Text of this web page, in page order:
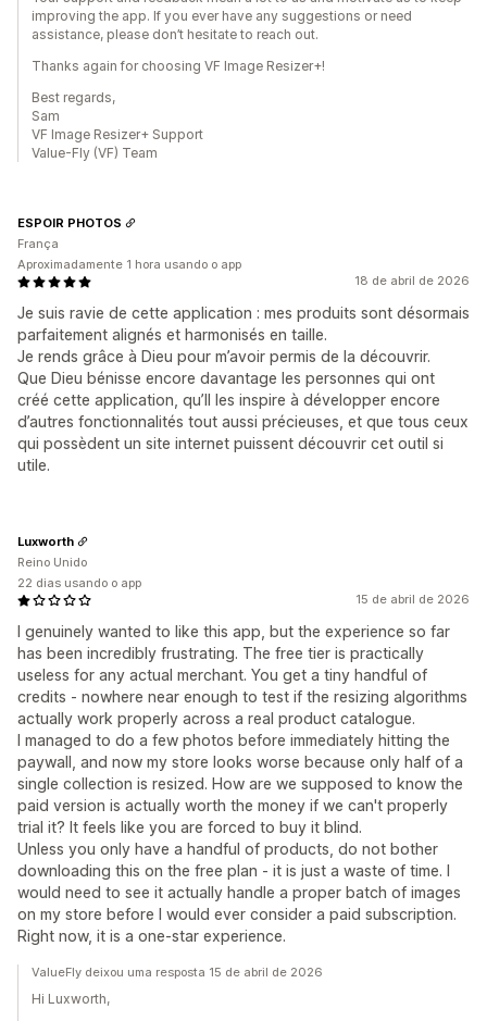
improving the app. If you ever have any suggestions or need
assistance, please don’t hesitate to reach out.
Thanks again for choosing VF Image Resizer+!
Best regards,
Sam
VF Image Resizer+ Support
Value-Fly (VF) Team
18 de abril de 2026
Je suis ravie de cette application : mes produits sont désormais
parfaitement alignés et harmonisés en taille.
Je rends grâce à Dieu pour m’avoir permis de la découvrir.
Que Dieu bénisse encore davantage les personnes qui ont
créé cette application, qu’Il les inspire à développer encore
d’autres fonctionnalités tout aussi précieuses, et que tous ceux
qui possèdent un site internet puissent découvrir cet outil si
utile.
ESPOIR PHOTOS
França
Aproximadamente 1 hora usando o app
15 de abril de 2026
I genuinely wanted to like this app, but the experience so far
has been incredibly frustrating. The free tier is practically
useless for any actual merchant. You get a tiny handful of
credits - nowhere near enough to test if the resizing algorithms
actually work properly across a real product catalogue.
I managed to do a few photos before immediately hitting the
paywall, and now my store looks worse because only half of a
single collection is resized. How are we supposed to know the
paid version is actually worth the money if we can't properly
trial it? It feels like you are forced to buy it blind.
Unless you only have a handful of products, do not bother
downloading this on the free plan - it is just a waste of time. I
would need to see it actually handle a proper batch of images
on my store before I would ever consider a paid subscription.
Right now, it is a one-star experience.
Luxworth
Reino Unido
22 dias usando o app
ValueFly deixou uma resposta 15 de abril de 2026
Hi Luxworth,